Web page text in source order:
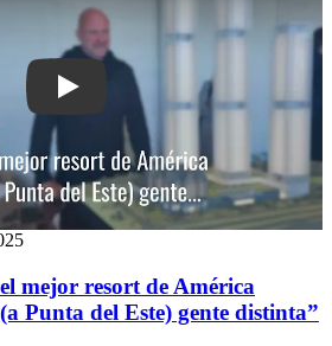
Play: Cipriani: “Va a ser el mejor
mejor resort de América
Punta del Este) gente distinta”